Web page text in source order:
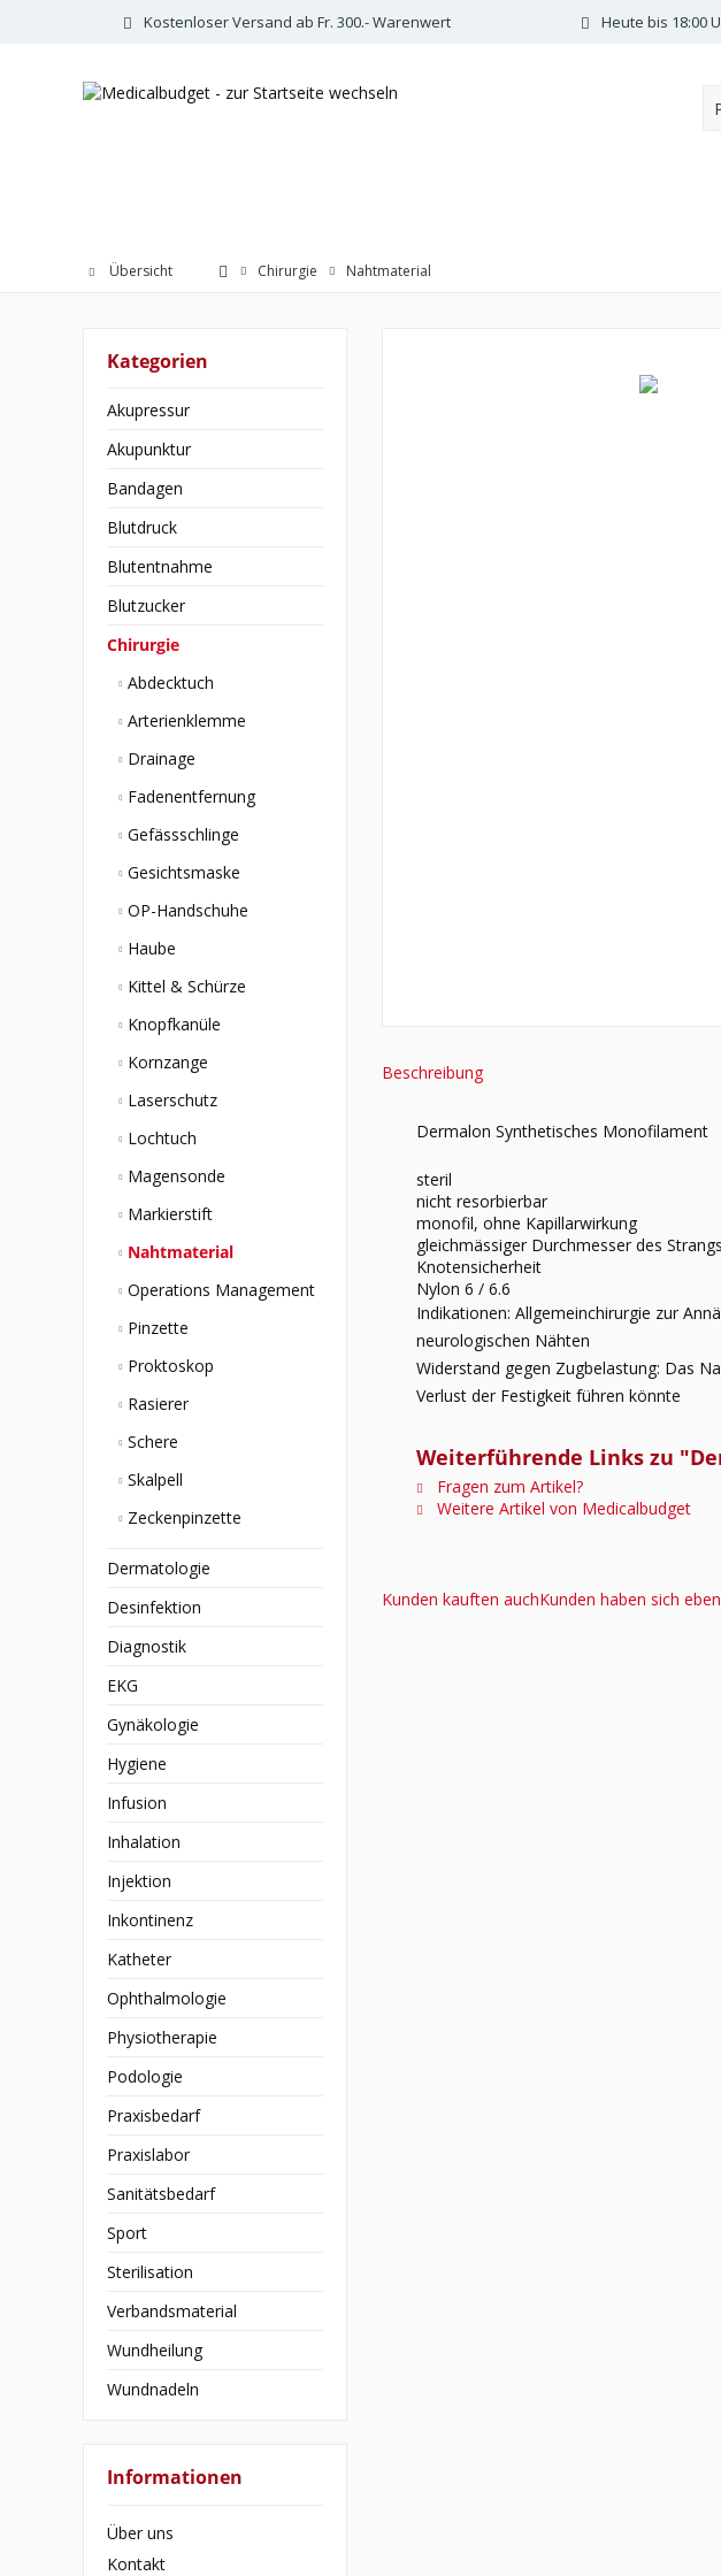
Kostenloser Versand ab Fr. 300.- Warenwert Heute bis 18:00
Übersicht Chirurgie Nahtmaterial
Kategorien
Akupressur
Akupunktur
Bandagen
Blutdruck
Blutentnahme
Blutzucker
Chirurgie
Abdecktuch
Arterienklemme
Drainage
Fadenentfernung
Gefässschlinge
Gesichtsmaske
OP-Handschuhe
Haube
Kittel & Schürze
Knopfkanüle
Kornzange
Laserschutz
Lochtuch
Magensonde
Markierstift
Nahtmaterial
Operations Management
Pinzette
Proktoskop
Rasierer
Schere
Skalpell
Zeckenpinzette
Dermatologie
Desinfektion
Diagnostik
EKG
Gynäkologie
Hygiene
Infusion
Inhalation
Injektion
Inkontinenz
Katheter
Ophthalmologie
Physiotherapie
Podologie
Praxisbedarf
Praxislabor
Sanitätsbedarf
Sport
Sterilisation
Verbandsmaterial
Wundheilung
Wundnadeln
Informationen
Über uns
Kontakt
Beschreibung
Dermalon Synthetisches Monofilament
steril
nicht resorbierbar
monofil, ohne Kapillarwirkung
gleichmässiger Durchmesser des Strangs
Knotensicherheit
Nylon 6 / 6.6
Indikationen: Allgemeinchirurgie zur
neurologischen Nähten
Widerstand gegen Zugbelastung: Das
Verlust der Festigkeit führen könnte
Weiterführende Links zu
Fragen zum Artikel?
Weitere Artikel von Medicalbudget
Kunden kauften auchKunden haben sich